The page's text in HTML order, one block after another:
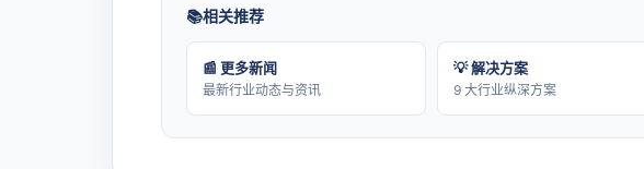
相关推荐
📰 更多新闻
最新行业动态与资讯
💡 解决方案
9 大行业纵深方案